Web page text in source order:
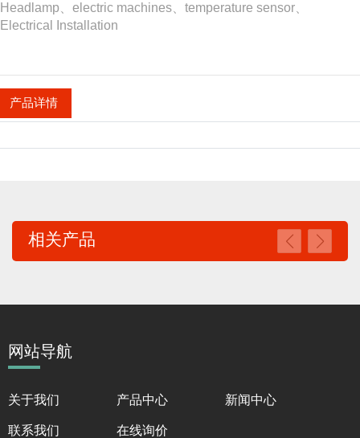
Headlamp、electric machines、temperature sensor、
Electrical Installation
产品详情
相关产品
网站导航
关于我们 产品中心 新闻中心
联系我们 在线询价